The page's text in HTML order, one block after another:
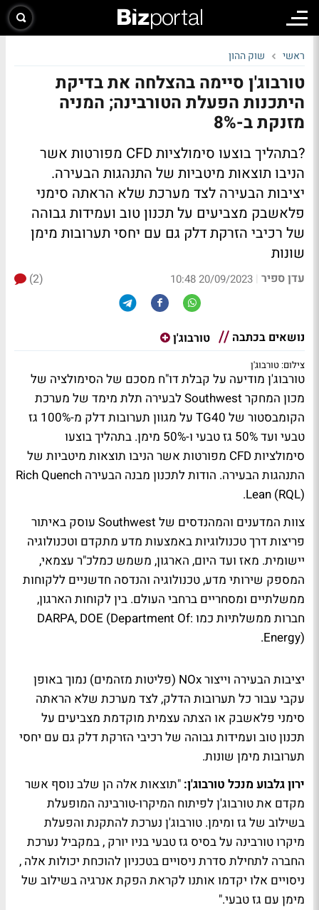
ראשי שוק ההון
טורבוג'ן סיימה בהצלחה את בדיקת
היתכנות הפעלת הטורבינה; המניה
מזנקת ב-8%
?בתהליך בוצעו סימולציות CFD מפורטות אשר
הניבו תוצאות מיטביות של התנהגות הבעירה.
יציבות הבעירה לצד מערכת שלא הראתה סימני
פלאשבק מצביעים על תכנון טוב ועמידות גבוהה
של רכיבי הזרקת דלק גם עם יחסי תערובות מימן
שונות
עדן ספיר |
20/09/2023 10:48
(2)
נושאים בכתבה טורבוג'ן
צילום: טורבוג'ן
טורבוג'ן מודיעה על קבלת דו"ח מסכם של הסימולציה של
מכון המחקר Southwest לבעירה תלת מימד של מערכת
הקומבסטור של TG40 על מגוון תערובות דלק מ-100% גז
טבעי ועד 50% גז טבעי ו-50% מימן. בתהליך בוצעו
סימולציות CFD מפורטות אשר הניבו תוצאות מיטביות של
התנהגות הבעירה. הודות לתכנון מבנה הבעירה Rich Quench
Lean (RQL).
צוות המדענים והמהנדסים של Southwest עוסק באיתור
פריצות דרך טכנולוגיות באמצעות מדע מתקדם וטכנולוגיה
יישומית. מאז ועד היום, הארגון, משמש כמלכ"ר עצמאי,
המספק שירותי מדע, טכנולוגיה והנדסה חדשניים ללקוחות
ממשלתיים ומסחריים ברחבי העולם. בין לקוחות הארגון,
חברות ממשלתיות כמו :DARPA, DOE (Department Of
Energy).
יציבות הבעירה וייצור NOx (פליטות מזהמים) נמוך באופן
עקבי עבור כל תערובות הדלק, לצד מערכת שלא הראתה
סימני פלאשבק או הצתה עצמית מוקדמת מצביעים על
תכנון טוב ועמידות גבוהה של רכיבי הזרקת דלק גם עם יחסי
תערובות מימן שונות.
ירון גלבוע מנכל טורבוג'ן: "תוצאות אלה הן שלב נוסף אשר
מקדם את טורבוג'ן לפיתוח המיקרו-טורבינה המופעלת
בשילוב של גז ומימן. טורבוג'ן נערכת להתקנת והפעלת
מיקרו טורבינה על בסיס גז טבעי בניו יורק , במקביל נערכת
החברה לתחילת סדרת ניסויים בטכניון להוכחת יכולות אלה ,
ניסויים אלו יקדמו אותנו לקראת הפקת אנרגיה בשילוב של
מימן עם גז טבעי."